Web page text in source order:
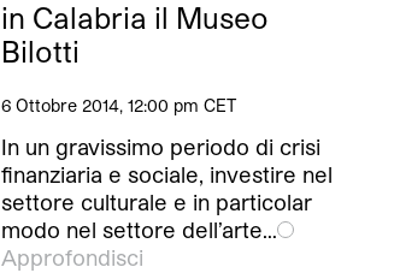
in Calabria il Museo
Bilotti
6 Ottobre 2014, 12:00 pm CET
In un gravissimo periodo di crisi
finanziaria e sociale, investire nel
settore culturale e in particolar
modo nel settore dell’arte…
Approfondisci